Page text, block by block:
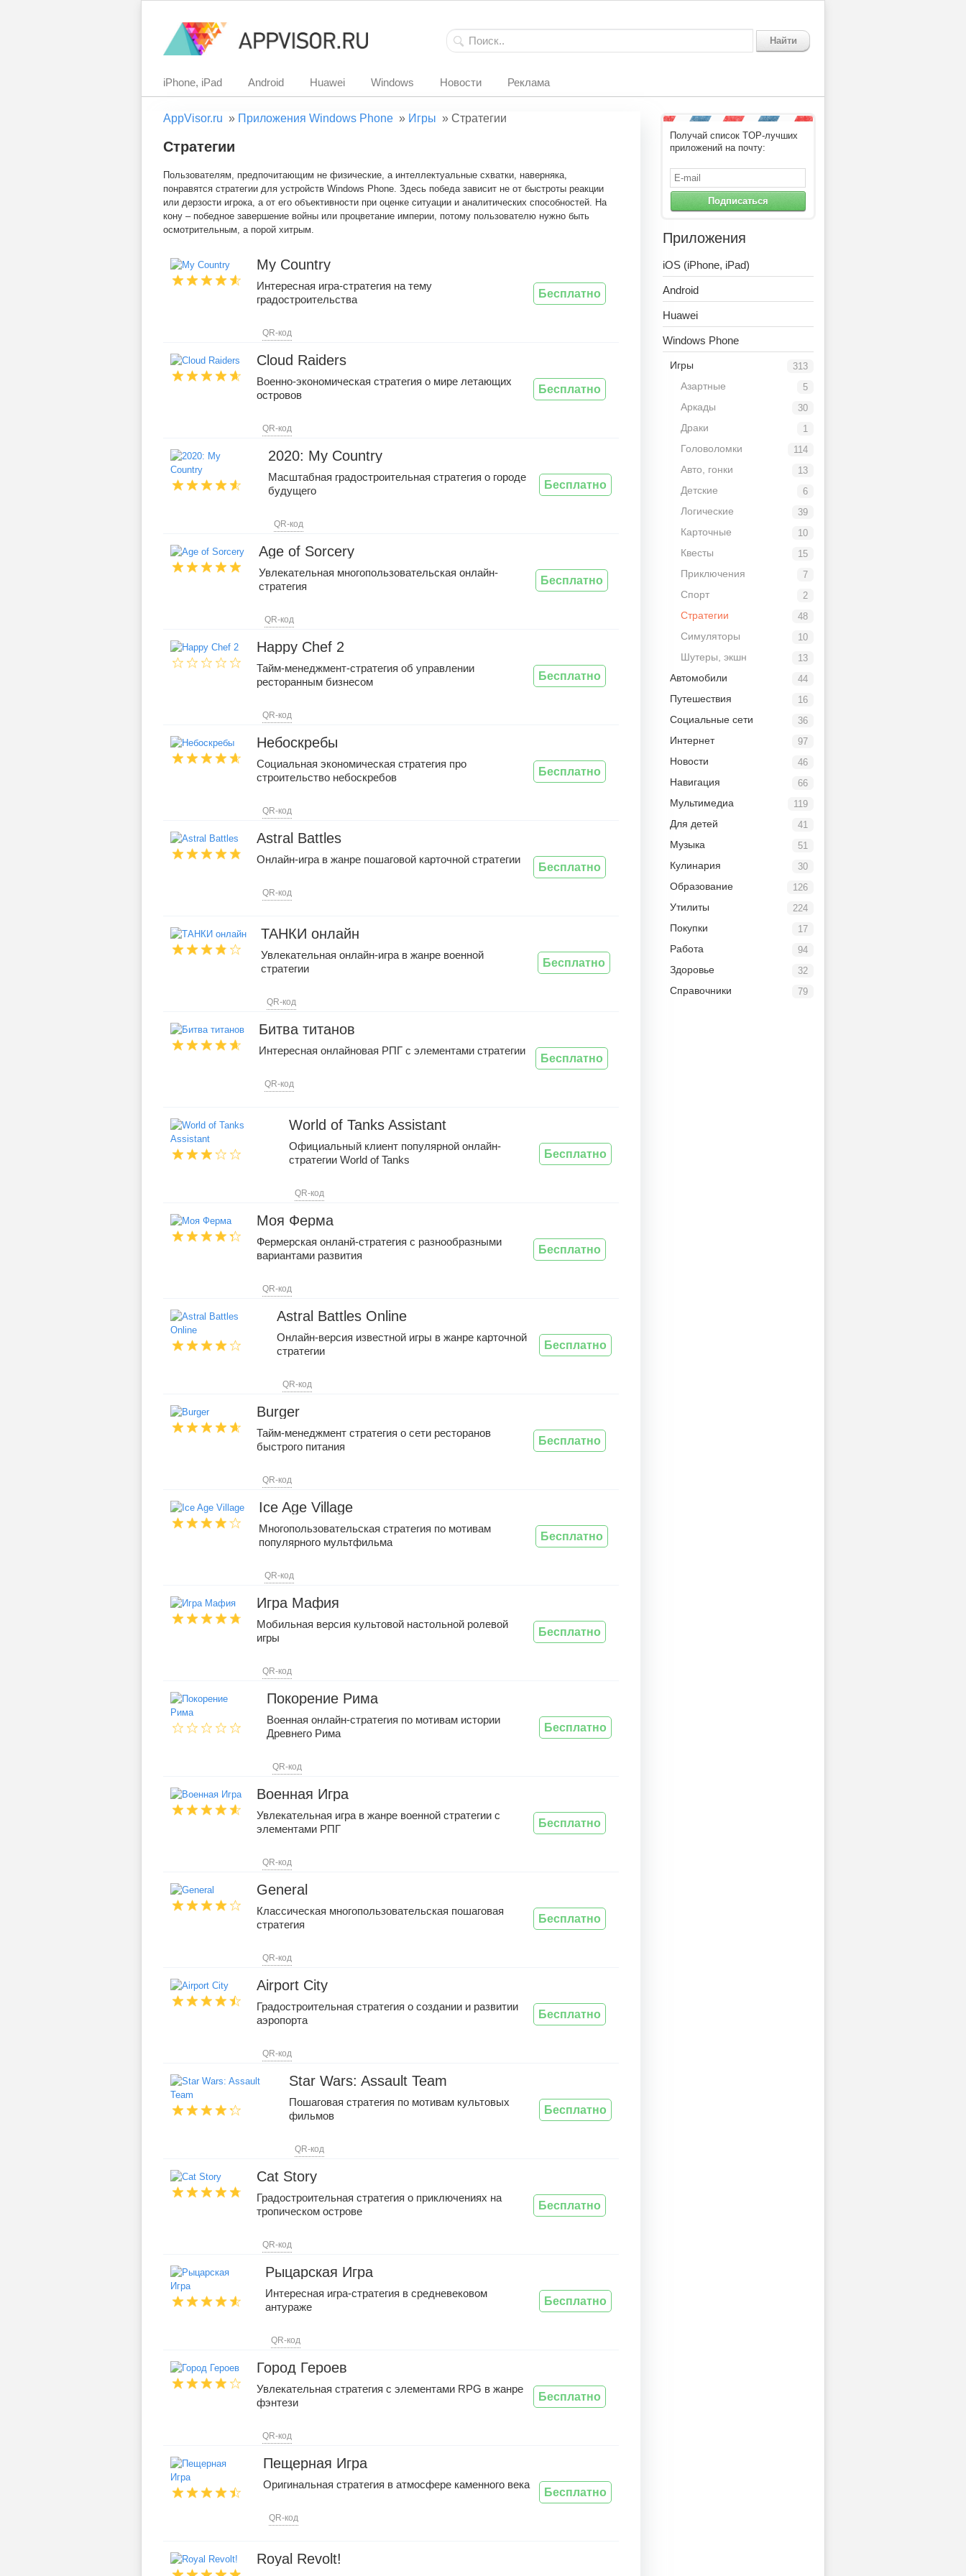
Найти
iPhone, iPad Android Huawei Windows Новости Реклама
AppVisor.ru » Приложения Windows Phone » Игры » Стратегии
Стратегии
Пользователям, предпочитающим не физические, а интеллектуальные схватки, наверняка,
понравятся стратегии для устройств Windows Phone. Здесь победа зависит не от быстроты реакции
или дерзости игрока, а от его объективности при оценке ситуации и аналитических способностей. На
кону – победное завершение войны или процветание империи, потому пользователю нужно быть
осмотрительным, а порой хитрым.
My Country
Интересная игра-стратегия на тему
градостроительства
QR-код
Бесплатно
Cloud Raiders
Военно-экономическая стратегия о мире летающих
островов
QR-код
Бесплатно
2020: My Country
Масштабная градостроительная стратегия о городе
будущего
QR-код
Бесплатно
Age of Sorcery
Увлекательная многопользовательская онлайн-
стратегия
QR-код
Бесплатно
Happy Chef 2
Тайм-менеджмент-стратегия об управлении
ресторанным бизнесом
QR-код
Бесплатно
Небоскребы
Социальная экономическая стратегия про
строительство небоскребов
QR-код
Бесплатно
Astral Battles
Онлайн-игра в жанре пошаговой карточной стратегии
QR-код
Бесплатно
ТАНКИ онлайн
Увлекательная онлайн-игра в жанре военной
стратегии
QR-код
Бесплатно
Битва титанов
Интересная онлайновая РПГ с элементами стратегии
QR-код
Бесплатно
World of Tanks Assistant
Официальный клиент популярной онлайн-
стратегии World of Tanks
QR-код
Бесплатно
Моя Ферма
Фермерская онланй-стратегия с разнообразными
вариантами развития
QR-код
Бесплатно
Astral Battles Online
Онлайн-версия известной игры в жанре карточной
стратегии
QR-код
Бесплатно
Burger
Тайм-менеджмент стратегия о сети ресторанов
быстрого питания
QR-код
Бесплатно
Ice Age Village
Многопользовательская стратегия по мотивам
популярного мультфильма
QR-код
Бесплатно
Игра Мафия
Мобильная версия культовой настольной ролевой
игры
QR-код
Бесплатно
Покорение Рима
Военная онлайн-стратегия по мотивам истории
Древнего Рима
QR-код
Бесплатно
Военная Игра
Увлекательная игра в жанре военной стратегии с
элементами РПГ
QR-код
Бесплатно
General
Классическая многопользовательская пошаговая
стратегия
QR-код
Бесплатно
Airport City
Градостроительная стратегия о создании и развитии
аэропорта
QR-код
Бесплатно
Star Wars: Assault Team
Пошаговая стратегия по мотивам культовых
фильмов
QR-код
Бесплатно
Cat Story
Градостроительная стратегия о приключениях на
тропическом острове
QR-код
Бесплатно
Рыцарская Игра
Интересная игра-стратегия в средневековом
антураже
QR-код
Бесплатно
Город Героев
Увлекательная стратегия с элементами RPG в жанре
фэнтези
QR-код
Бесплатно
Пещерная Игра
Оригинальная стратегия в атмосфере каменного века
QR-код
Бесплатно
Royal Revolt!
Получай список TOP-лучших
приложений на почту:
Подписаться
Приложения
iOS (iPhone, iPad)
Android
Huawei
Windows Phone
313
Игры
5
Азартные
30
Аркады
1
Драки
114
Головоломки
13
Авто, гонки
6
Детские
39
Логические
10
Карточные
15
Квесты
7
Приключения
2
Спорт
48
Стратегии
10
Симуляторы
13
Шутеры, экшн
44
Автомобили
16
Путешествия
36
Социальные сети
97
Интернет
46
Новости
66
Навигация
119
Мультимедиа
41
Для детей
51
Музыка
30
Кулинария
126
Образование
224
Утилиты
17
Покупки
94
Работа
32
Здоровье
79
Справочники